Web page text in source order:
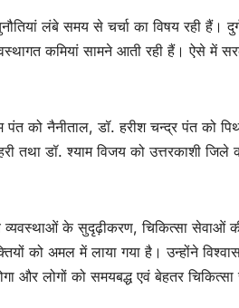
लंबे समय से चर्चा का विषय रही हैं।
कमियां सामने आती रही हैं। ऐसे में
को नैनीताल, डॉ. हरीश चन्द्र पंत को
तथा डॉ. श्याम विजय को उत्तरकाशी जिले
के सुदृढ़ीकरण, चिकित्सा सेवाओं
को अमल में लाया गया है। उन्होंने
और लोगों को समयबद्ध एवं बेहतर